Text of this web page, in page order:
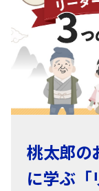
桃太郎の
に学ぶ「